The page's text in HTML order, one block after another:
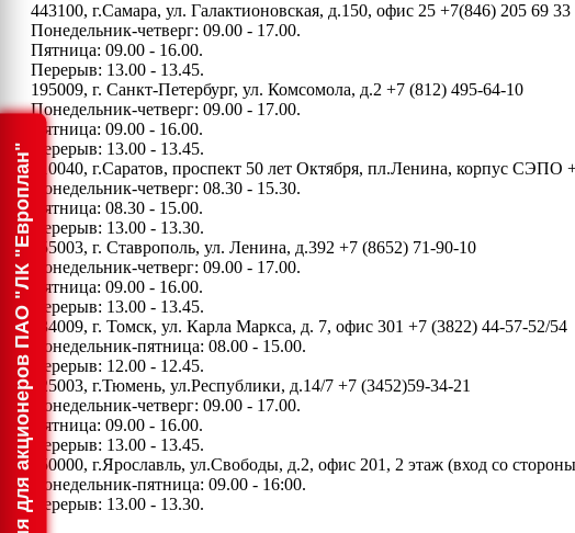
Информация для акционеров ПАО "ЛК "Европлан"
443100, г.Самара, ул. Галактионовская, д.150, офис 25 +7(846) 205 69 33
Понедельник-четверг: 09.00 - 17.00.
Пятница: 09.00 - 16.00.
Перерыв: 13.00 - 13.45.
195009, г. Санкт-Петербург, ул. Комсомола, д.2 +7 (812) 495-64-10
Понедельник-четверг: 09.00 - 17.00.
Пятница: 09.00 - 16.00.
Перерыв: 13.00 - 13.45.
410040, г.Саратов, проспект 50 лет Октября, пл.Ленина, корпус СЭПО
Понедельник-четверг: 08.30 - 15.30.
Пятница: 08.30 - 15.00.
Перерыв: 13.00 - 13.30.
355003, г. Ставрополь, ул. Ленина, д.392 +7 (8652) 71-90-10
Понедельник-четверг: 09.00 - 17.00.
Пятница: 09.00 - 16.00.
Перерыв: 13.00 - 13.45.
634009, г. Томск, ул. Карла Маркса, д. 7, офис 301 +7 (3822) 44-57-52/54
Понедельник-пятница: 08.00 - 15.00.
Перерыв: 12.00 - 12.45.
625003, г.Тюмень, ул.Республики, д.14/7 +7 (3452)59-34-21
Понедельник-четверг: 09.00 - 17.00.
Пятница: 09.00 - 16.00.
Перерыв: 13.00 - 13.45.
150000, г.Ярославль, ул.Свободы, д.2, офис 201, 2 этаж (вход со
Понедельник-пятница: 09.00 - 16:00.
Перерыв: 13.00 - 13.30.